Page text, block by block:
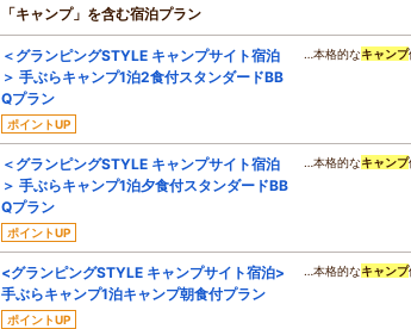
「キャンプ」を含む宿泊プラン
＜グランピングSTYLE キャンプサイト宿泊
＞ 手ぶらキャンプ1泊2食付スタンダードBB
Qプラン
ポイントUP
…本格的なキャンプ
＜グランピングSTYLE キャンプサイト宿泊
＞ 手ぶらキャンプ1泊夕食付スタンダードBB
Qプラン
ポイントUP
…本格的なキャンプ
<グランピングSTYLE キャンプサイト宿泊>
手ぶらキャンプ1泊キャンプ朝食付プラン
ポイントUP
…本格的なキャンプ